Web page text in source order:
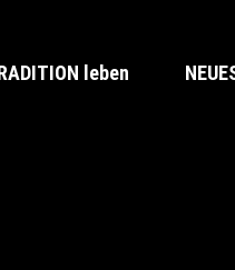
leben